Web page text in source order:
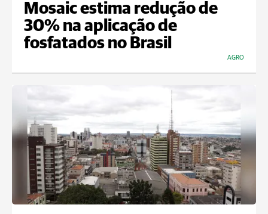
Mosaic estima redução de
30% na aplicação de
fosfatados no Brasil
AGRO